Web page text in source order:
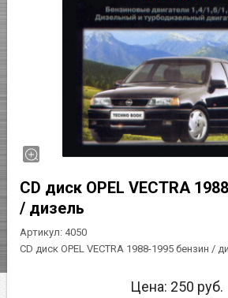
CD диск OPEL VECTRA
/ дизель
Артикул:4050
CD диск OPEL VECTRA 1988-1995 бензин /
Цена: 250 руб.